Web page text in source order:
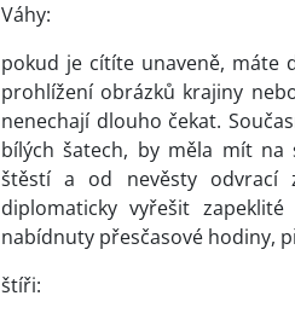
Váhy:
pokud je cítíte unaveně, máte
prohlížení obrázků krajiny
nenechají dlouho čekat.
bílých šatech, by měla mít na
štěstí a od nevěsty odvrací
diplomaticky vyřešit
nabídnuty přesčasové hodiny,
štíři: